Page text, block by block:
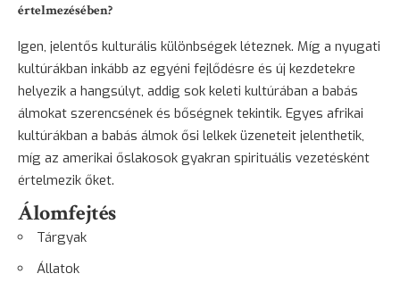
értelmezésében?
Igen, jelentős kulturális különbségek léteznek. Míg a nyugati
kultúrákban inkább az egyéni fejlődésre és új kezdetekre
helyezik a hangsúlyt, addig sok keleti kultúrában a babás
álmokat szerencsének és bőségnek tekintik. Egyes afrikai
kultúrákban a babás álmok ősi lelkek üzeneteit jelenthetik,
míg az amerikai őslakosok gyakran spirituális vezetésként
értelmezik őket.
Álomfejtés
Tárgyak
Állatok